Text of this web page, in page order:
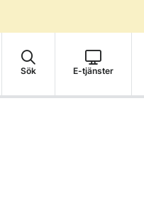
Sök E-tjänster